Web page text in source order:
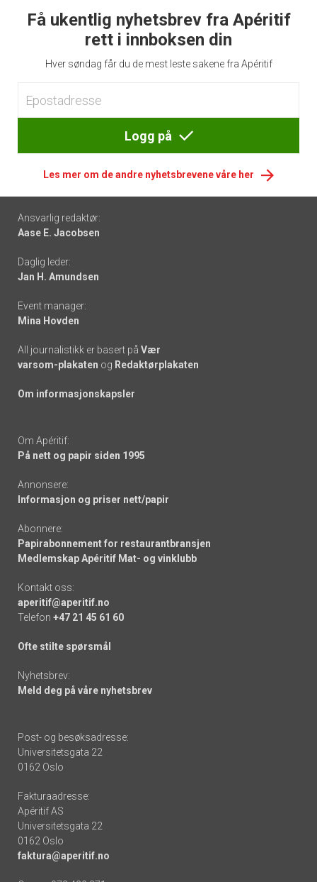
Få ukentlig nyhetsbrev fra Apéritif
rett i innboksen din
Hver søndag får du de mest leste sakene fra Apéritif
Logg på
Les mer om de andre nyhetsbrevene våre her
Footer
-
links
Ansvarlig redaktør:
Aase E. Jacobsen
Daglig leder:
Jan H. Amundsen
Event manager:
Mina Hovden
All journalistikk er basert på Vær
varsom-plakaten og Redaktørplakaten
Om informasjonskapsler
Om Apéritif:
På nett og papir siden 1995
Annonsere:
Informasjon og priser nett/papir
Abonnere:
Papirabonnement for restaurantbransjen
Medlemskap Apéritif Mat- og vinklubb
Kontakt oss:
aperitif@aperitif.no
Telefon +47 21 45 61 60
Ofte stilte spørsmål
Nyhetsbrev:
Meld deg på våre nyhetsbrev
Post- og besøksadresse:
Universitetsgata 22
0162 Oslo
Fakturaadresse:
Apéritif AS
Universitetsgata 22
0162 Oslo
faktura@aperitif.no